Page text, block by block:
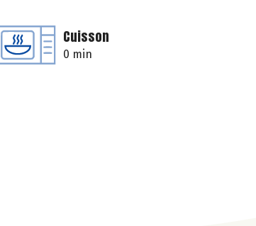
Cuisson
0 min